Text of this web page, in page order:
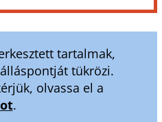
tartalmak,
tükrözi.
olvassa el a
.